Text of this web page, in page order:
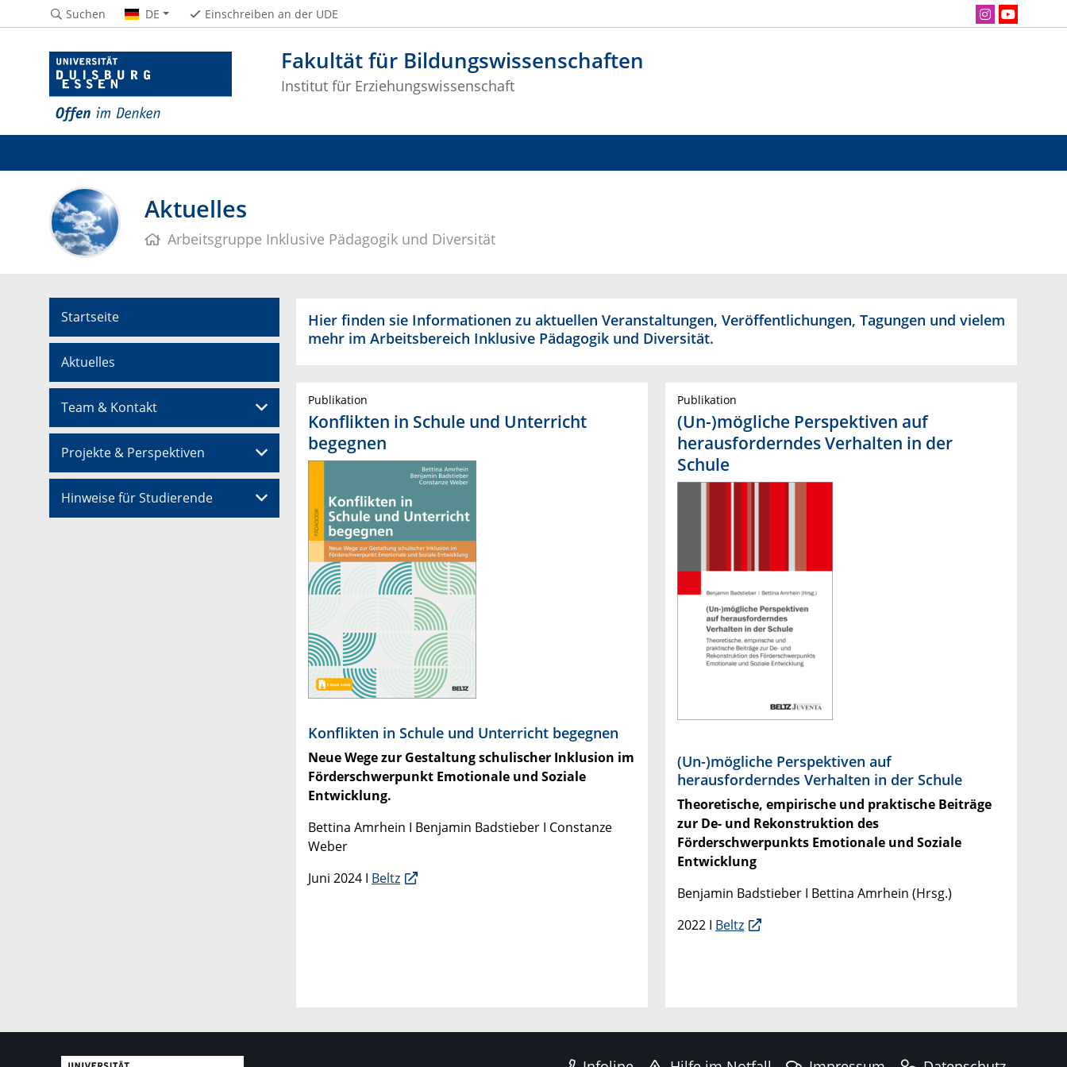
Fakultät für Bildungswissenschaften
Institut für Erziehungswissenschaft
Suchen DE Einschreiben an der UDE
Aktuelles
Arbeitsgruppe Inklusive Pädagogik und Diversität
Startseite
Aktuelles
Team & Kontakt
Projekte & Perspektiven
Hinweise für Studierende
Hier finden sie Informationen zu aktuellen Veranstaltungen, Veröffentlichungen, Tagungen und vielem
mehr im Arbeitsbereich Inklusive Pädagogik und Diversität.
Publikation
Konflikten in Schule und Unterricht
begegnen
Konflikten in Schule und Unterricht begegnen
Neue Wege zur Gestaltung schulischer Inklusion im
Förderschwerpunkt Emotionale und Soziale
Entwicklung.
Bettina Amrhein I Benjamin Badstieber I Constanze
Weber
Juni 2024 I Beltz
Publikation
(Un-)mögliche Perspektiven auf
herausforderndes Verhalten in der
Schule
(Un-)mögliche Perspektiven auf
herausforderndes Verhalten in der Schule
Theoretische, empirische und praktische Beiträge
zur De- und Rekonstruktion des
Förderschwerpunkts Emotionale und Soziale
Entwicklung
Benjamin Badstieber I Bettina Amrhein (Hrsg.)
2022 I Beltz